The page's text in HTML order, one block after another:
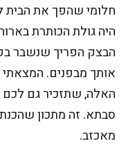
חלומי שהפך את הבית
היה גולת הכותרת
הבצק הפריך שנשבר
אותך מבפנים.
האלה, שתזכיר גם
סבתא. זה מתכון
מאכזב.